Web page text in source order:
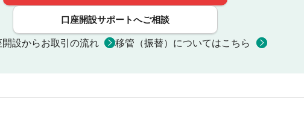
口座開設サポートへご相談
開設からお取引の流れ 移管（振替）についてはこちら